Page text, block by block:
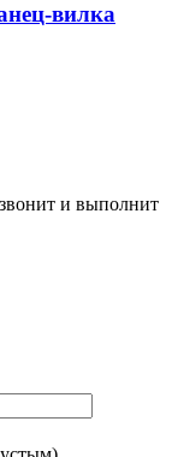
вилка
и выполнит